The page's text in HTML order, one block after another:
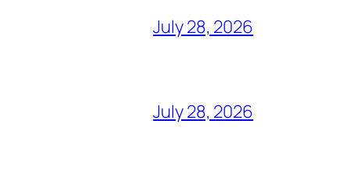
July 28, 2026
July 28, 2026